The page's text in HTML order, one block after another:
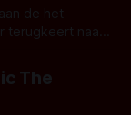
de het
terugkeert naar
Hunt en
laatste nieuws
The